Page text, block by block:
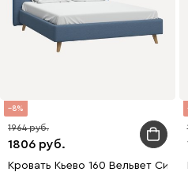
8
1806
1964
Кровать Кьево 160 Вельвет Синий